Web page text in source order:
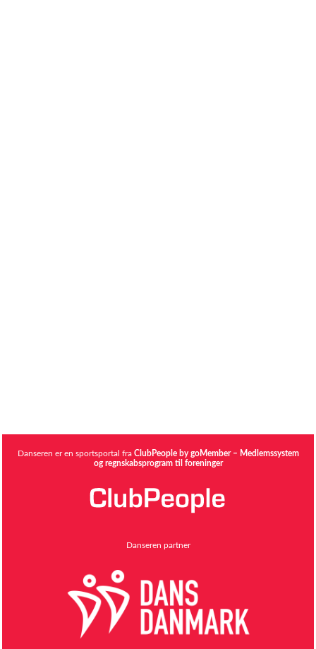
Danseren er en sportsportal fra ClubPeople by goMember – Medlemssystem
og regnskabsprogram til foreninger
Danseren partner